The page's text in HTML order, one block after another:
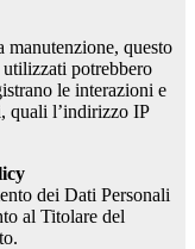
manutenzione, questo
potrebbero
le interazioni e
quali l’indirizzo IP
dei Dati Personali
al Titolare del